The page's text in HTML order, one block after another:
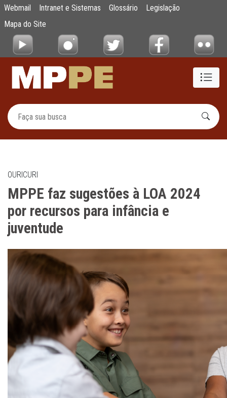
Pular para o Conteúdo principal
MPPE faz sugestões à LOA 2024 por
Webmail Intranet e Sistemas Glossário
Legislação
Mapa do Site
OURICURI
MPPE faz sugestões à LOA 2024
por recursos para infância e
juventude